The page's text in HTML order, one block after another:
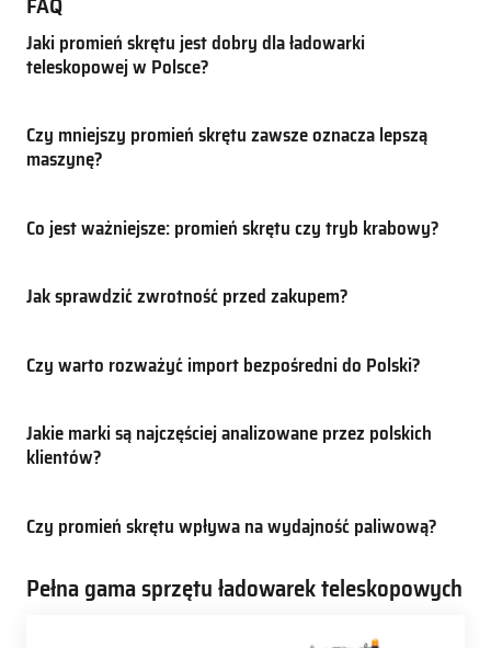
Jaki promień skrętu jest dobry dla ładowarki
teleskopowej w Polsce?
Czy mniejszy promień skrętu zawsze oznacza lepszą
maszynę?
Co jest ważniejsze: promień skrętu czy tryb krabowy?
Jak sprawdzić zwrotność przed zakupem?
Czy warto rozważyć import bezpośredni do Polski?
Jakie marki są najczęściej analizowane przez polskich
klientów?
Czy promień skrętu wpływa na wydajność paliwową?
Pełna gama sprzętu ładowarek teleskopowych